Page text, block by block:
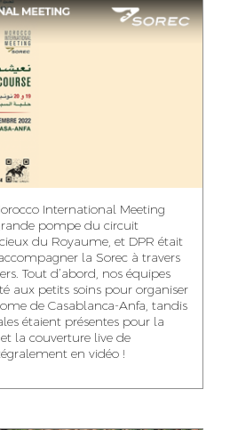
EL BEIDORI
BOUDAR
ART DIRECTOR
MANAGER
NABILA SAMOUN
MEDIA ANALYST
International Meeting
pompe du circuit
du Royaume, et DPR était
la Sorec à travers
Tout d’abord, nos équipes
aux petits soins pour organiser
de Casablanca-Anfa, tandis
étaient présentes pour la
la couverture live de
en vidéo !